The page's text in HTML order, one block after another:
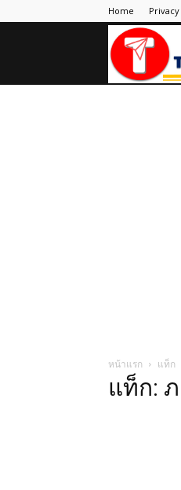
Home
หน้าแรก แท็ก
แท็ก: